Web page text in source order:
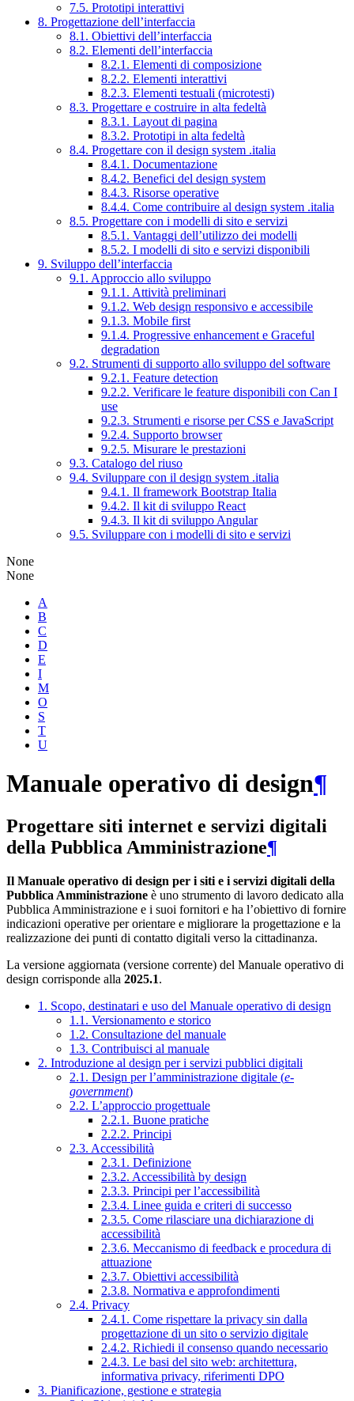
7.5. Prototipi interattivi
8. Progettazione dell’interfaccia
8.1. Obiettivi dell’interfaccia
8.2. Elementi dell’interfaccia
8.2.1. Elementi di composizione
8.2.2. Elementi interattivi
8.2.3. Elementi testuali (microtesti)
8.3. Progettare e costruire in alta fedeltà
8.3.1. Layout di pagina
8.3.2. Prototipi in alta fedeltà
8.4. Progettare con il design system .italia
8.4.1. Documentazione
8.4.2. Benefici del design system
8.4.3. Risorse operative
8.4.4. Come contribuire al design system .italia
8.5. Progettare con i modelli di sito e servizi
8.5.1. Vantaggi dell’utilizzo dei modelli
8.5.2. I modelli di sito e servizi disponibili
9. Sviluppo dell’interfaccia
9.1. Approccio allo sviluppo
9.1.1. Attività preliminari
9.1.2. Web design responsivo e accessibile
9.1.3. Mobile first
9.1.4. Progressive enhancement e Graceful
degradation
9.2. Strumenti di supporto allo sviluppo del software
9.2.1. Feature detection
9.2.2. Verificare le feature disponibili con Can I
use
9.2.3. Strumenti e risorse per CSS e JavaScript
9.2.4. Supporto browser
9.2.5. Misurare le prestazioni
9.3. Catalogo del riuso
9.4. Sviluppare con il design system .italia
9.4.1. Il framework Bootstrap Italia
9.4.2. Il kit di sviluppo React
9.4.3. Il kit di sviluppo Angular
9.5. Sviluppare con i modelli di sito e servizi
None
None
A
B
C
D
E
I
M
O
S
T
U
Manuale operativo di design¶
Progettare siti internet e servizi digitali
della Pubblica Amministrazione¶
Il Manuale operativo di design per i siti e i servizi digitali della
Pubblica Amministrazione è uno strumento di lavoro dedicato alla
Pubblica Amministrazione e i suoi fornitori e ha l’obiettivo di fornire
indicazioni operative per orientare e migliorare la progettazione e la
realizzazione dei punti di contatto digitali verso la cittadinanza.
La versione aggiornata (versione corrente) del Manuale operativo di
design corrisponde alla 2025.1.
1. Scopo, destinatari e uso del Manuale operativo di design
1.1. Versionamento e storico
1.2. Consultazione del manuale
1.3. Contribuisci al manuale
2. Introduzione al design per i servizi pubblici digitali
2.1. Design per l’amministrazione digitale (e-
government)
2.2. L’approccio progettuale
2.2.1. Buone pratiche
2.2.2. Principi
2.3. Accessibilità
2.3.1. Definizione
2.3.2. Accessibilità by design
2.3.3. Principi per l’accessibilità
2.3.4. Linee guida e criteri di successo
2.3.5. Come rilasciare una dichiarazione di
accessibilità
2.3.6. Meccanismo di feedback e procedura di
attuazione
2.3.7. Obiettivi accessibilità
2.3.8. Normativa e approfondimenti
2.4. Privacy
2.4.1. Come rispettare la privacy sin dalla
progettazione di un sito o servizio digitale
2.4.2. Richiedi il consenso quando necessario
2.4.3. Le basi del sito web: architettura,
informativa privacy, riferimenti DPO
3. Pianificazione, gestione e strategia